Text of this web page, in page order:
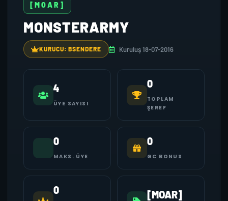
[MOAR]
MONSTERARMY
KURUCU: BSENDERE Kuruluş 18-07-2016
4
ÜYE SAYISI
0
TOPLAM
ŞEREF
0
MAKS. ÜYE
0
GC BONUS
0 [MOAR]